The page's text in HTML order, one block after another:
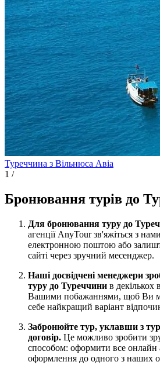
Туреччина з Вільнюса Авіа
1 /
Бронювання турів до
Для бронювання туру до
агенції AnyTour зв'яжіться з
електронною поштою або
сайті через зручний месенджер.
Наші досвідчені менеджери
туру до Туреччини в декількох
Вашими побажаннями, щоб Ви
себе найкращий варіант
Забронюйте тур, уклавши з
договір. Це можливо зробити
способом: оформити все онлайн
оформлення до одного з наших